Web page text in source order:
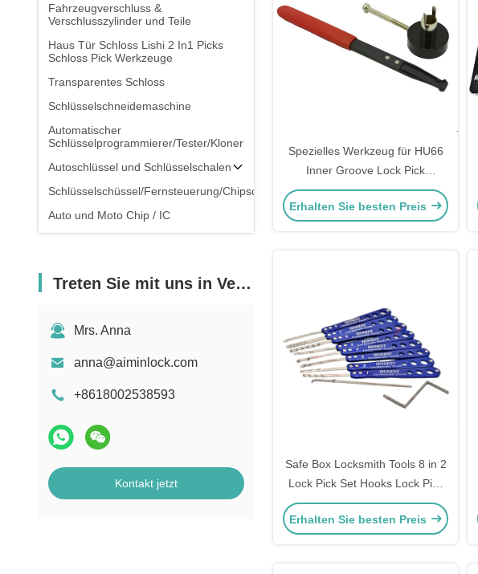
Fahrzeugverschluss &
Verschlusszylinder und Teile
Haus Tür Schloss Lishi 2 In1 Picks
Schloss Pick Werkzeuge
Transparentes Schloss
Schlüsselschneidemaschine
Automatischer
Schlüsselprogrammierer/Tester/Kloner
Autoschlüssel und Schlüsselschalen
Schlüsselschüssel/Fernsteuerung/Chipschlüssel
Auto und Moto Chip / IC
Treten Sie mit uns in Verbindung
Mrs. Anna
anna@aiminlock.com
+8618002538593
Kontakt jetzt
Spezielles Werkzeug für HU66
Inner Groove Lock Pick
Schlosserwerkzeug
Schlosseröffner Schlosser Pick
Erhalten Sie besten Preis
Safe Box Locksmith Tools 8 in 2
Lock Pick Set Hooks Lock Pick
Set
Erhalten Sie besten Preis